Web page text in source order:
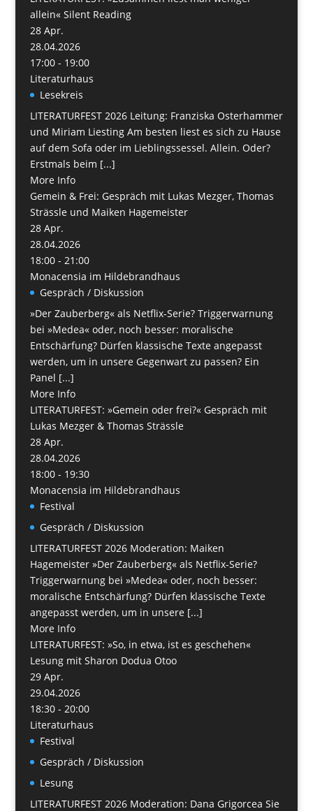
allein« Silent Reading
28 Apr.
28.04.2026
17:00 - 19:00
Literaturhaus
Lesekreis
LITERATURFEST 2026 Leitung: Franziska Osterhammer
und Miriam Liesting Am besten liest es sich zu Hause
auf dem Sofa oder im Lieblingssessel. Allein. Oder?
Erstmals beim [...]
More Info
Gemein & Frei: Gespräch mit Lukas Mezger, Thomas
Strässle und Maiken Hagemeister
28 Apr.
28.04.2026
18:00 - 21:00
Monacensia im Hildebrandhaus
Gespräch / Diskussion
»Der Zauberberg« als Netflix-Serie? Triggerwarnung
bei »Medea« oder, noch besser: moralische
Entschärfung? Dürfen klassische Texte angepasst
werden, um in unsere Gegenwart zu passen? Ein
Panel [...]
More Info
LITERATURFEST: »Gemein oder frei?« Gespräch mit
Lukas Mezger & Thomas Strässle
28 Apr.
28.04.2026
18:00 - 19:30
Monacensia im Hildebrandhaus
Festival
Gespräch / Diskussion
LITERATURFEST 2026 Moderation: Maiken
Hagemeister »Der Zauberberg« als Netflix-Serie?
Triggerwarnung bei »Medea« oder, noch besser:
moralische Entschärfung? Dürfen klassische Texte
angepasst werden, um in unsere [...]
More Info
LITERATURFEST: »So, in etwa, ist es geschehen«
Lesung mit Sharon Dodua Otoo
29 Apr.
29.04.2026
18:30 - 20:00
Literaturhaus
Festival
Gespräch / Diskussion
Lesung
LITERATURFEST 2026 Moderation: Dana Grigorcea Sie